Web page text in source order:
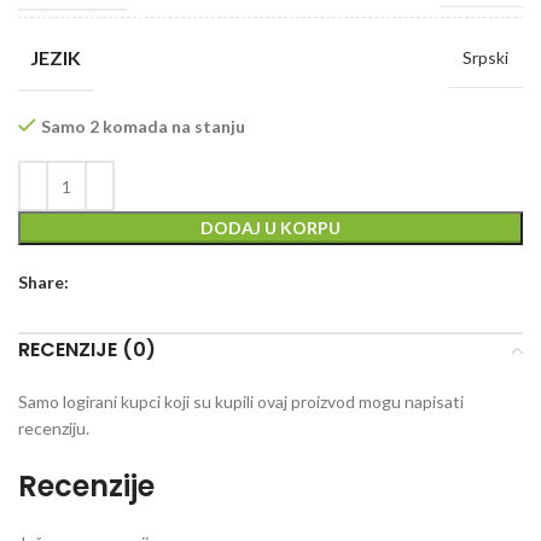
JEZIK Srpski
Samo 2 komada na stanju
DODAJ U KORPU
Share:
RECENZIJE (0)
Recenzije
Samo logirani kupci koji su kupili ovaj proizvod mogu napisati
recenziju.